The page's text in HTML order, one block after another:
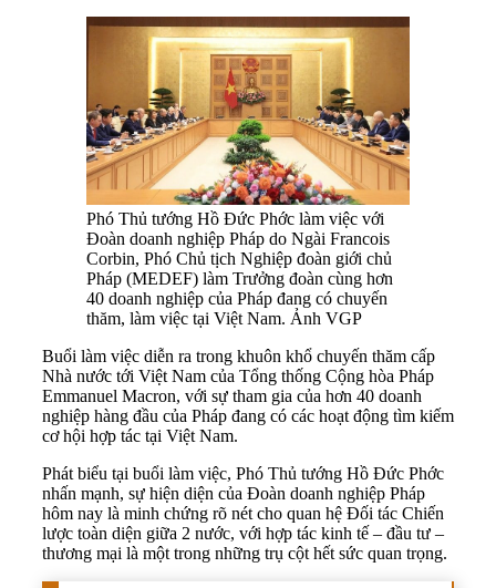
Phó Thủ tướng Hồ Đức Phớc làm việc với
Đoàn doanh nghiệp Pháp do Ngài Francois
Corbin, Phó Chủ tịch Nghiệp đoàn giới chủ
Pháp (MEDEF) làm Trưởng đoàn cùng hơn
40 doanh nghiệp của Pháp đang có chuyến
thăm, làm việc tại Việt Nam. Ảnh VGP
Buổi làm việc diễn ra trong khuôn khổ chuyến thăm cấp
Nhà nước tới Việt Nam của Tổng thống Cộng hòa Pháp
Emmanuel Macron, với sự tham gia của hơn 40 doanh
nghiệp hàng đầu của Pháp đang có các hoạt động tìm kiếm
cơ hội hợp tác tại Việt Nam.
Phát biểu tại buổi làm việc, Phó Thủ tướng Hồ Đức Phớc
nhấn mạnh, sự hiện diện của Đoàn doanh nghiệp Pháp
hôm nay là minh chứng rõ nét cho quan hệ Đối tác Chiến
lược toàn diện giữa 2 nước, với hợp tác kinh tế – đầu tư –
thương mại là một trong những trụ cột hết sức quan trọng.